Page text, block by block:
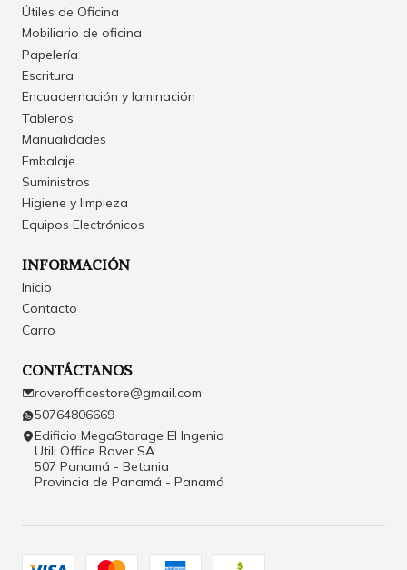
Útiles de Oficina
Mobiliario de oficina
Papelería
Escritura
Encuadernación y laminación
Tableros
Manualidades
Embalaje
Suministros
Higiene y limpieza
Equipos Electrónicos
INFORMACIÓN
Inicio
Contacto
Carro
CONTÁCTANOS
roverofficestore@gmail.com
50764806669
Edificio MegaStorage El Ingenio
Utili Office Rover SA
507 Panamá - Betania
Provincia de Panamá - Panamá